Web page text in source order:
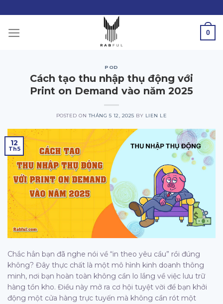
to
content
0
POD
Cách tạo thu nhập thụ động với
Print on Demand vào năm 2025
POSTED ONTHÁNG 5 12, 2025 BY LIEN LE
12
Th5
Chắc hẳn bạn đã nghe nói về “in theo yêu cầu” rồi đúng
không? Đây thực chất là một mô hình kinh doanh thông
minh, nơi bạn hoàn toàn không cần lo lắng về việc lưu trữ
hàng tồn kho. Điều này mở ra cơ hội tuyệt vời để bạn khởi
động một cửa hàng trực tuyến mà không cần rót một